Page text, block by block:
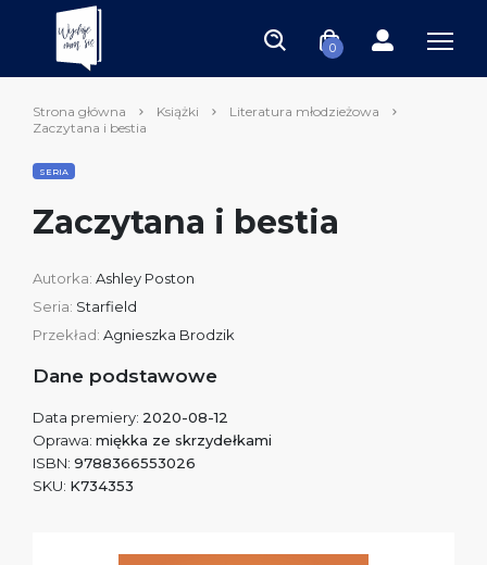
0
Strona główna Książki
Literatura młodzieżowa
Zaczytana i bestia
SERIA
Zaczytana i bestia
Autorka: Ashley Poston
Seria: Starfield
Przekład: Agnieszka Brodzik
Dane podstawowe
Data premiery: 2020-08-12
Oprawa: miękka ze skrzydełkami
ISBN: 9788366553026
SKU: K734353